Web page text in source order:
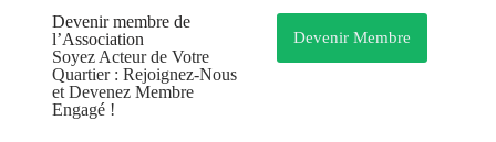
Devenir membre de
l’Association
Soyez Acteur de Votre
Quartier : Rejoignez-Nous
et Devenez Membre
Engagé !
Devenir Membre